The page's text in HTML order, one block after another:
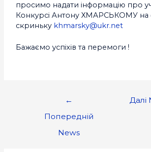
просимо надати інформацію про
Конкурсі Антону ХМАРСЬКОМУ на
скриньку khmarsky@ukr.net
Бажаємо успіхів та перемоги !
←
Попередній
News
Далі